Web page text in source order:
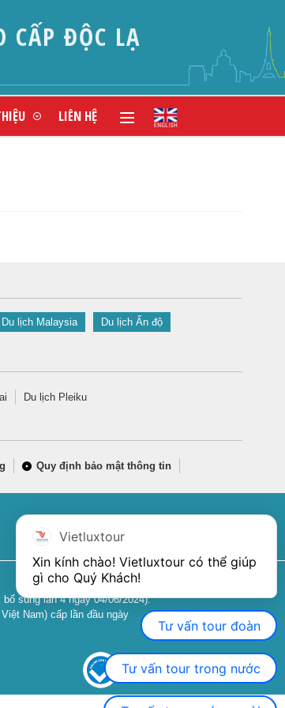
CẤP ĐỘC LẠ
LIÊN HỆ
Du lịch Malaysia Du lịch Ấn độ
Du lịch Pleiku
Quy định bảo mật thông tin
sung lần 4 ngày 04/06/2024).
Nam) cấp lần đầu ngày
Vietluxtour
Xin kính chào! Vietluxtour có thể giúp
gì cho Quý Khách!
Tư vấn tour đoàn
Tư vấn tour trong nước